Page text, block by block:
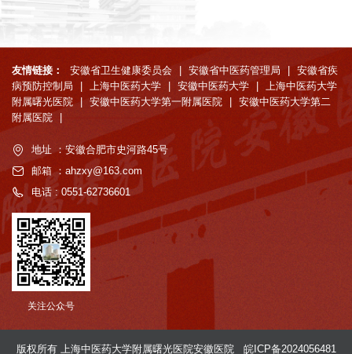
友情链接： 安徽省卫生健康委员会 安徽省中医药管理局
安徽省疾
病预防控制局
上海中医药大学 安徽中医药大学
上海中医药大学
附属曙光医院
安徽中医药大学第一附属医院
安徽中医药大学第二
附属医院
地址 ：安徽合肥市史河路45号
邮箱 ：ahzxy@163.com
电话 : 0551-62736601
关注公众号
版权所有 上海中医药大学附属曙光医院安徽医院 皖ICP备2024056481